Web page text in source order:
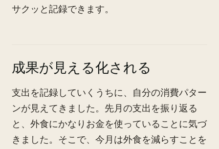
サクッと記録できます。
成果が見える化される
支出を記録していくうちに、自分の消費パター
ンが見えてきました。先月の支出を振り返る
と、外食にかなりお金を使っていることに気づ
きました。そこで、今月は外食を減らすことを